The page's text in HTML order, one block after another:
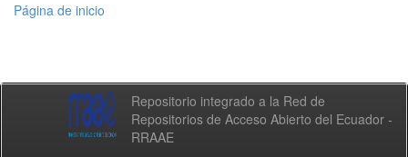
Página de inicio
Repositorio integrado a la Red de
Repositorios de Acceso Abierto del Ecuador -
RRAAE